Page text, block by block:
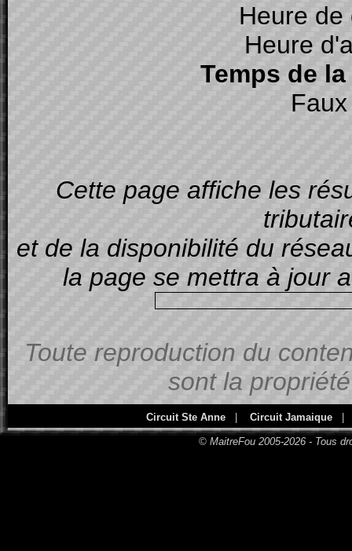
Heure
Heure
Temps de
Cette page affiche les
et de la disponibilité du
la page se mettra à jour
Toute reproduction du
sont la
Circuit Ste Anne Circuit Jamaique
© MaitreFou 2005-2026 - Tous